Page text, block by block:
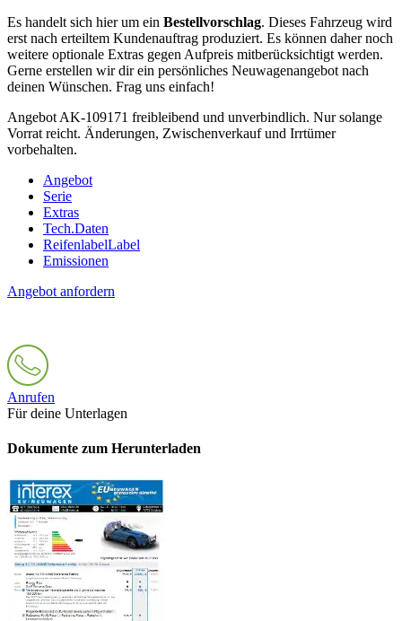
Es handelt sich hier um ein Bestellvorschlag. Dieses Fahrzeug wird
erst nach erteiltem Kundenauftrag produziert. Es können daher noch
weitere optionale Extras gegen Aufpreis mitberücksichtigt werden.
Gerne erstellen wir dir ein persönliches Neuwagenangebot nach
deinen Wünschen. Frag uns einfach!
Angebot AK-109171 freibleibend und unverbindlich. Nur solange
Vorrat reicht. Änderungen, Zwischenverkauf und Irrtümer
vorbehalten.
Angebot
Serie
Extras
Tech.Daten
ReifenlabelLabel
Emissionen
Angebot anfordern
Anrufen
Für deine Unterlagen
Dokumente zum Herunterladen